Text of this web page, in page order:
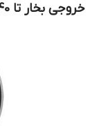
خروجی بخار تا 40 گرم در دقیقه برای عملکرد قوی و پایدار